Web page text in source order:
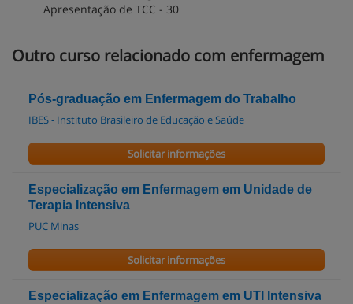
Apresentação de TCC - 30
Outro curso relacionado com enfermagem
Pós-graduação em Enfermagem do Trabalho
IBES - Instituto Brasileiro de Educação e Saúde
Solicitar informações
Especialização em Enfermagem em Unidade de
Terapia Intensiva
PUC Minas
Solicitar informações
Especialização em Enfermagem em UTI Intensiva